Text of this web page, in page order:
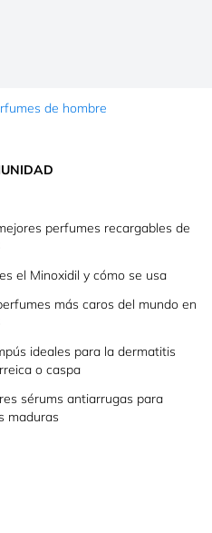
de hombre
perfumes recargables de
el Minoxidil y cómo se usa
más caros del mundo en
ideales para la dermatitis
o caspa
sérums antiarrugas para
maduras